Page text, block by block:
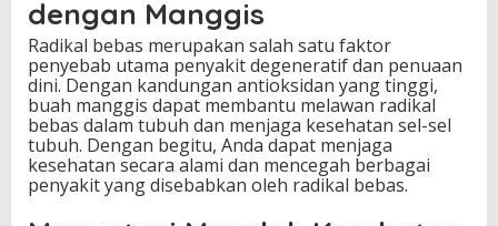
dengan Manggis
Radikal bebas merupakan salah satu faktor
penyebab utama penyakit degeneratif dan penuaan
dini. Dengan kandungan antioksidan yang tinggi,
buah manggis dapat membantu melawan radikal
bebas dalam tubuh dan menjaga kesehatan sel-sel
tubuh. Dengan begitu, Anda dapat menjaga
kesehatan secara alami dan mencegah berbagai
penyakit yang disebabkan oleh radikal bebas.